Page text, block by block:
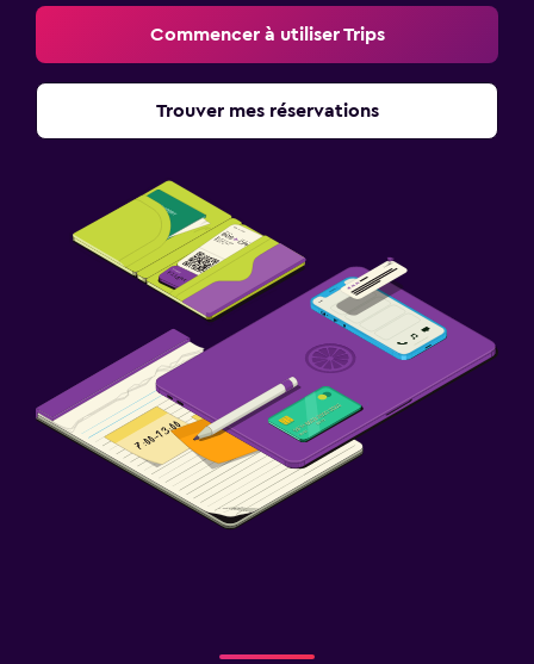
Commencer à utiliser Trips
Trouver mes réservations